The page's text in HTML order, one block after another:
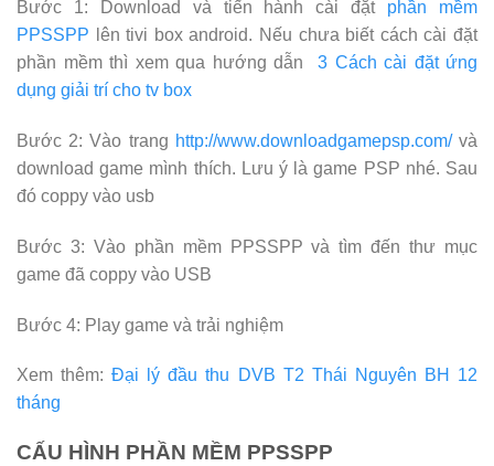
Bước 1: Download và tiến hành cài đặt phần mềm
PPSSPP lên tivi box android. Nếu chưa biết cách cài đặt
phần mềm thì xem qua hướng dẫn 3 Cách cài đặt ứng
dụng giải trí cho tv box
Bước 2: Vào trang http://www.downloadgamepsp.com/và
download game mình thích. Lưu ý là game PSP nhé. Sau
đó coppy vào usb
Bước 3: Vào phần mềm PPSSPP và tìm đến thư mục
game đã coppy vào USB
Bước 4: Play game và trải nghiệm
Xem thêm:Đại lý đầu thu DVB T2 Thái Nguyên BH 12
tháng
CẤU HÌNH PHẦN MỀM PPSSPP